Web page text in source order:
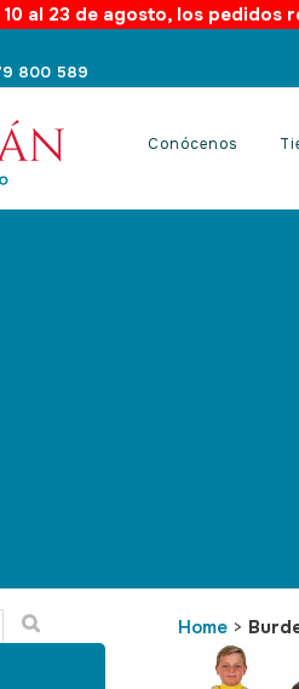
al 23 de agosto, los
800 589
Conócenos
Home >